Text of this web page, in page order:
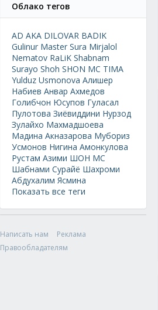
Облако тегов
AD AKA DILOVAR BADIK
Gulinur Master Sura Mirjalol
Nematov RaLiK Shabnam
Surayo Shoh SHON MC TIMA
Yulduz Usmonova Алишер
Набиев Анвар Ахмедов
Голибчон Юсупов Гуласал
Пулотова Зиёвиддини Нурзод
Зулайхо Махмадшоева
Мадина Акназарова Мубориз
Усмонов Нигина Амонкулова
Рустам Азими ШОН МС
Шабнами Сурайё Шахроми
Абдухалим Ясмина
Показать все теги
Написать нам
Реклама
Правообладателям